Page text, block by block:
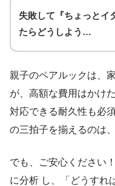
失敗して『ちょっとイ
たらどうしよう…
親子のペアルックは、
が、高額な費用はかけ
対応できる耐久性も必
の三拍子を揃えるのは
でも、ご安心ください
に分析 し、「どうすれ